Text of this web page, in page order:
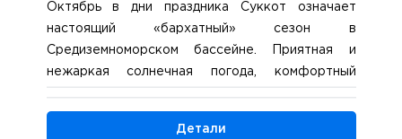
Октябрь в дни праздника Суккот означает
настоящий «бархатный» сезон в
Средиземноморском бассейне. Приятная и
нежаркая солнечная погода, комфортный
года Италия прекрасна – и мы в ожидании
хорошей погоды мы вылетаем в итальянскую
Детали